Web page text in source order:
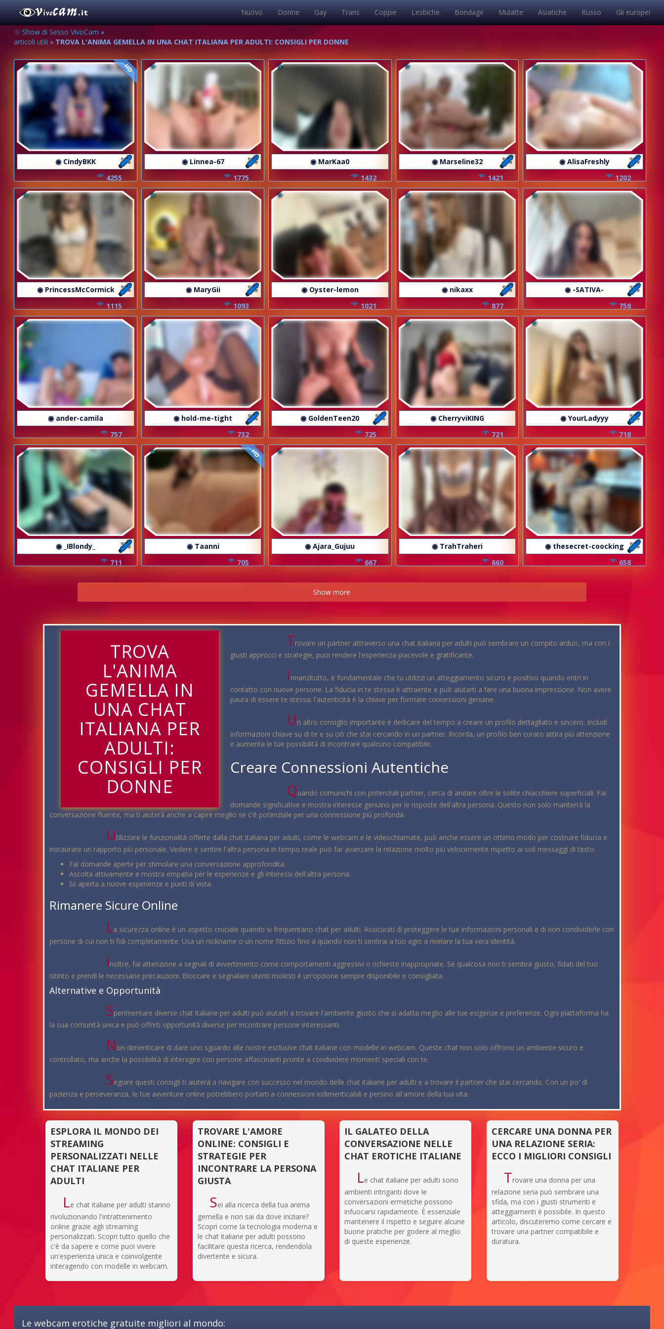
Nuovo Donne Gay Trans Coppie Lesbiche Bondage Mulatte Asiatiche Russo Gli europei
☉ Show di Sesso VivoCam »
articoli utili » TROVA L'ANIMA GEMELLA IN UNA CHAT ITALIANA PER ADULTI: CONSIGLI PER DONNE
HD
◉ CindyBKK
4255
◉ Linnea-67
1775
◉ MarKaa0
1432
◉ Marseline32
1421
◉ AlisaFreshly
1202
◉ PrincessMcCormick
1115
◉ MaryGii
1093
◉ Oyster-lemon
1021
◉ nikaxx
877
◉ -SATIVA-
758
◉ ander-camila
757
◉ hold-me-tight
732
◉ GoldenTeen20
725
◉ CherryviKING
721
◉ YourLadyyy
718
◉ _IBlondy_
711
HD
◉ Taanni
705
◉ Ajara_Gujuu
667
◉ TrahTraheri
660
◉ thesecret-coocking
658
Show more
TROVA
L'ANIMA
GEMELLA IN
UNA CHAT
ITALIANA PER
ADULTI:
CONSIGLI PER
DONNE
Trovare un partner attraverso una chat italiana per adulti può sembrare un compito arduo, ma con i
giusti approcci e strategie, puoi rendere l'esperienza piacevole e gratificante.
Innanzitutto, è fondamentale che tu utilizzi un atteggiamento sicuro e positivo quando entri in
contatto con nuove persone. La fiducia in te stessa è attraente e può aiutarti a fare una buona impressione. Non avere
paura di essere te stessa; l'autenticità è la chiave per formare connessioni genuine.
Un altro consiglio importante è dedicare del tempo a creare un profilo dettagliato e sincero. Includi
informazioni chiave su di te e su ciò che stai cercando in un partner. Ricorda, un profilo ben curato attira più attenzione
e aumenta le tue possibilità di incontrare qualcuno compatibile.
Creare Connessioni Autentiche
Quando comunichi con potenziali partner, cerca di andare oltre le solite chiacchiere superficiali. Fai
domande significative e mostra interesse genuino per le risposte dell'altra persona. Questo non solo manterrà la
conversazione fluente, ma ti aiuterà anche a capire meglio se c'è potenziale per una connessione più profonda.
Utilizzare le funzionalità offerte dalla chat italiana per adulti, come le webcam e le videochiamate, può anche essere un ottimo modo per costruire fiducia e
instaurare un rapporto più personale. Vedere e sentire l'altra persona in tempo reale può far avanzare la relazione molto più velocemente rispetto ai soli messaggi di testo.
Fai domande aperte per stimolare una conversazione approfondita.
Ascolta attivamente e mostra empatia per le esperienze e gli interessi dell'altra persona.
Sii aperta a nuove esperienze e punti di vista.
Rimanere Sicure Online
La sicurezza online è un aspetto cruciale quando si frequentano chat per adulti. Assicurati di proteggere le tue informazioni personali e di non condividerle con
persone di cui non ti fidi completamente. Usa un nickname o un nome fittizio fino a quando non ti sentirai a tuo agio a rivelare la tua vera identità.
Inoltre, fai attenzione a segnali di avvertimento come comportamenti aggressivi o richieste inappropriate. Se qualcosa non ti sembra giusto, fidati del tuo
istinto e prendi le necessarie precauzioni. Bloccare e segnalare utenti molesti è un'opzione sempre disponibile e consigliata.
Alternative e Opportunità
Sperimentare diverse chat italiane per adulti può aiutarti a trovare l'ambiente giusto che si adatta meglio alle tue esigenze e preferenze. Ogni piattaforma ha
la sua comunità unica e può offrirti opportunità diverse per incontrare persone interessanti.
N on dimenticare di dare uno sguardo alle nostre esclusive chat italiane con modelle in webcam. Queste chat non solo offrono un ambiente sicuro e
controllato, ma anche la possibilità di interagire con persone affascinanti pronte a condividere momenti speciali con te.
Seguire questi consigli ti aiuterà a navigare con successo nel mondo delle chat italiane per adulti e a trovare il partner che stai cercando. Con un po' di
pazienza e perseveranza, le tue avventure online potrebbero portarti a connessioni indimenticabili e persino all'amore della tua vita.
ESPLORA IL MONDO DEI
STREAMING
PERSONALIZZATI NELLE
CHAT ITALIANE PER
ADULTI
Le chat italiane per adulti stanno
rivoluzionando l'intrattenimento
online grazie agli streaming
personalizzati. Scopri tutto quello che
c'è da sapere e come puoi vivere
un'esperienza unica e coinvolgente
interagendo con modelle in webcam.
TROVARE L'AMORE
ONLINE: CONSIGLI E
STRATEGIE PER
INCONTRARE LA PERSONA
GIUSTA
Sei alla ricerca della tua anima
gemella e non sai da dove iniziare?
Scopri come la tecnologia moderna e
le chat italiane per adulti possono
facilitare questa ricerca, rendendola
divertente e sicura.
IL GALATEO DELLA
CONVERSAZIONE NELLE
CHAT EROTICHE ITALIANE
Le chat italiane per adulti sono
ambienti intriganti dove le
conversazioni ermetiche possono
infuocarsi rapidamente. È essenziale
mantenere il rispetto e seguire alcune
buone pratiche per godere al meglio
di queste esperienze.
CERCARE UNA DONNA PER
UNA RELAZIONE SERIA:
ECCO I MIGLIORI CONSIGLI
Trovare una donna per una
relazione seria può sembrare una
sfida, ma con i giusti strumenti e
atteggiamenti è possibile. In questo
articolo, discuteremo come cercare e
trovare una partner compatibile e
duratura.
Le webcam erotiche gratuite migliori al mondo: